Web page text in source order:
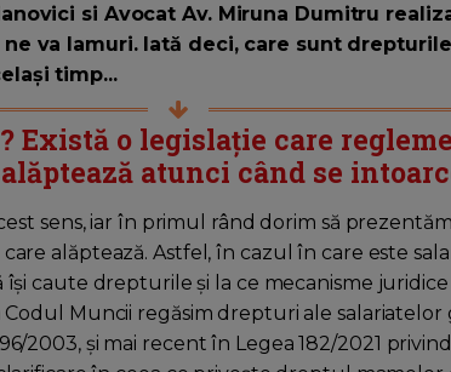
si Avocat Av. Miruna Dumitru
ne va lamuri. Iată deci, care sunt
timp...
Există o legislație care
atunci când se
sens, iar în primul rând dorim să
alăptează. Astfel, în cazul în care este
își caute drepturile și la ce mecanisme
Muncii regăsim drepturi ale salariatelor
2003, și mai recent în Legea 182/2021